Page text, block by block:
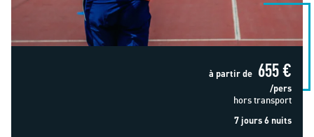
à partir de 655 €
/pers
hors transport
7 jours 6 nuits